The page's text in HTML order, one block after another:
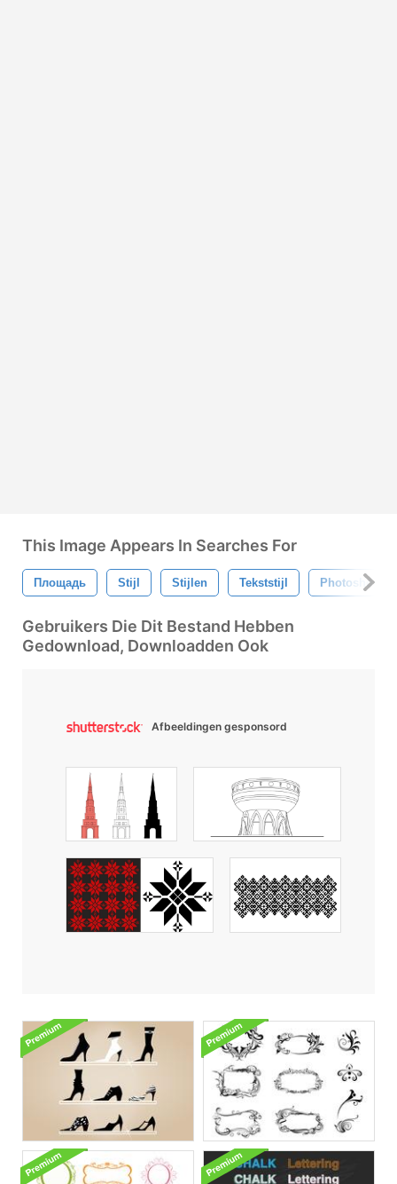
This Image Appears In Searches For
Площадь Stijl Stijlen Tekststijl Photoshop
Gebruikers Die Dit Bestand Hebben
Gedownload, Downloadden Ook
Afbeeldingen gesponsord